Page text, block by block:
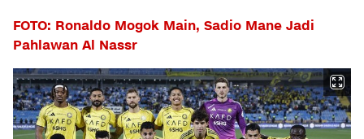
FOTO: Ronaldo Mogok Main, Sadio Mane Jadi
Pahlawan Al Nassr